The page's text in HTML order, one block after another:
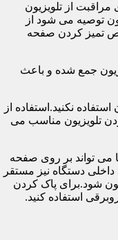
از تلویزیون
توصیه می شود از
تمیز کردن صفحه
جمع شده و باعث
نکنید.استفاده از
تلویزیون مناسب می
می تواند بر روی صفحه
دستگاه نیز مستقر
شود.برای پاک کردن
استفاده کنید.